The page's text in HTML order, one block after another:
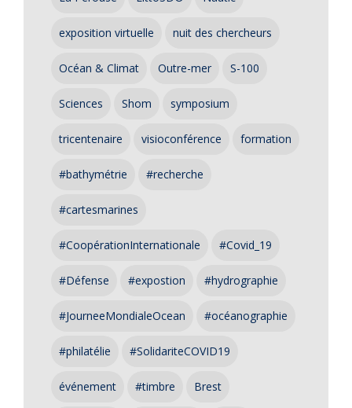
exposition virtuelle nuit des chercheurs
Océan & Climat Outre-mer S-100
Sciences Shom symposium
tricentenaire visioconférence formation
#bathymétrie #recherche
#cartesmarines
#CoopérationInternationale #Covid_19
#Défense #expostion #hydrographie
#JourneeMondialeOcean #océanographie
#philatélie #SolidariteCOVID19
événement #timbre Brest